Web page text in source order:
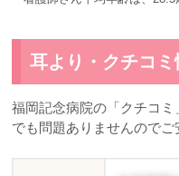
耳より・クチコミ
福岡記念病院の「クチコ
でも問題ありませんのでご